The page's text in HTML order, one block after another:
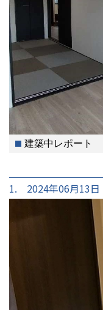
建築中レポート
1. 2024年06月13日